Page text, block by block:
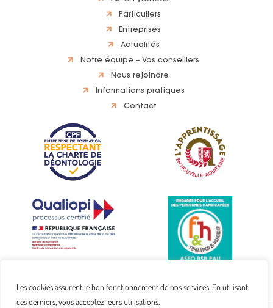
Les cookies assurent le bon fonctionnement de nos services. En utilisant
ces derniers, vous acceptez leurs utilisations.
Particuliers
Entreprises
Actualités
Notre équipe – Vos conseillers
Nous rejoindre
Informations pratiques
Contact